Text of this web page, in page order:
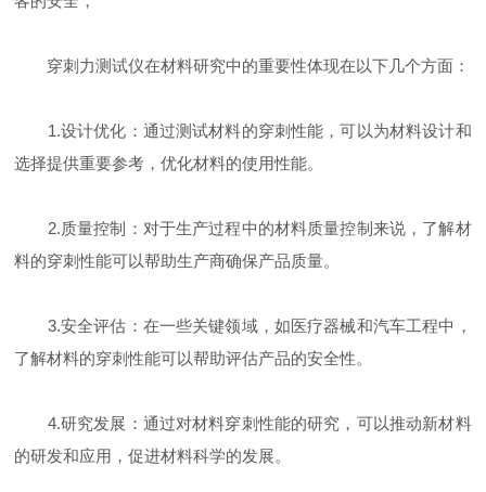
穿刺力测试仪在材料研究中的重要性体现在以下几个方面：
1.设计优化：通过测试材料的穿刺性能，可以为材料设计和
选择提供重要参考，优化材料的使用性能。
2.质量控制：对于生产过程中的材料质量控制来说，了解材
料的穿刺性能可以帮助生产商确保产品质量。
3.安全评估：在一些关键领域，如医疗器械和汽车工程中，
了解材料的穿刺性能可以帮助评估产品的安全性。
4.研究发展：通过对材料穿刺性能的研究，可以推动新材料
的研发和应用，促进材料科学的发展。